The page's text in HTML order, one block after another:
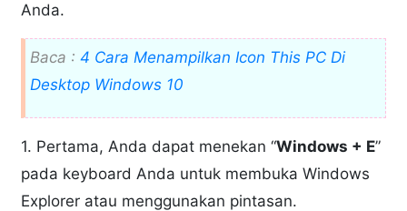
Anda.
Baca :4 Cara Menampilkan Icon This PC Di
Desktop Windows 10
1. Pertama, Anda dapat menekan “Windows + E”
pada keyboard Anda untuk membuka Windows
Explorer atau menggunakan pintasan.